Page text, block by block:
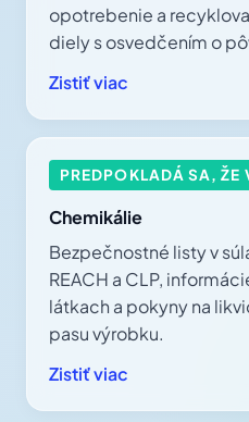
opotrebenie a
diely s osvedčením o
Zistiť viac
PREDPOKLADÁ SA, ŽE
Chemikálie
Bezpečnostné listy v
REACH a CLP,
látkach a pokyny na
pasu výrobku.
Zistiť viac